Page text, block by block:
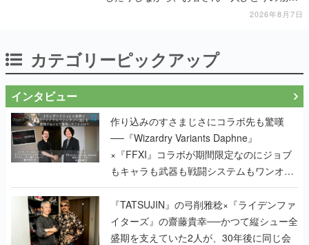
2026年8月7日
カテゴリーピックアップ
インタビュー
作り込みのすさまじさにコラボ先も驚嘆
──『Wizardry Variants Daphne』
×『FFXI』コラボが期間限定なのにジョブ
もキャラも武器も戦闘システムもワンオフ
で作り込まれた理由を両ディレクターに聞
く
『TATSUJIN』の弓削雅稔×『ライデンファ
イターズ』の齋藤貴幸──かつて縦シュー全
盛期を支えていた2人が、30年後に同じ会